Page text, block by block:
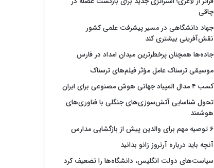
چاقی
جهاد دانشگاهی در مسیر پیشرفت علمی کشور
نقش‌آفرینی بیشتری کند
جاده‌ها همچنان پرخطرترین میدان امداد در فارس
موسیقی ترسناک عامل مؤثر فیلم‌های ترسناک
کسب ۴ مدال المپیاد جهانی هوش مصنوعی برای ایران
تحول شناسایی آتش‌سوزی‌های جنگلی با فناوری‌های
هوشمند
۶ توصیه مهم برای والدین پیش از بازگشایی مدارس
آنچه باید درباره آرتروز زانو بدانید
سیاست‌های دولت انگلیس، دانشگاه‌ها را تضعیف کرد